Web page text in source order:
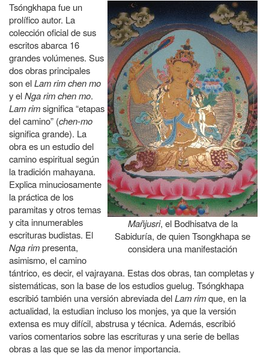
Mañjusri, el Bodhisatva de la
Sabiduría, de quien Tsongkhapa se
considera una manifestación
Tsóngkhapa fue un
prolífico autor. La
colección oficial de sus
escritos abarca 16
grandes volúmenes. Sus
dos obras principales
son elLam rim chen mo
y elNga rim chen mo.
Lam rimsignifica “etapas
del camino” (chen-mo
significa grande). La
obra es un estudio del
camino espiritual según
la tradición mahayana.
Explica minuciosamente
la práctica de los
paramitas y otros temas
y cita innumerables
escrituras budistas. El
Nga rimpresenta,
asimismo, el camino
tántrico, es decir, el vajrayana. Estas dos obras, tan completas y
sistemáticas, son la base de los estudios guelug. Tsóngkhapa
escribió también una versión abreviada delLam rimque, en la
actualidad, la estudian incluso los monjes, ya que la versión
extensa es muy difícil, abstrusa y técnica. Además, escribió
varios comentarios sobre las escrituras y una serie de bellas
obras a las que se las da menor importancia.